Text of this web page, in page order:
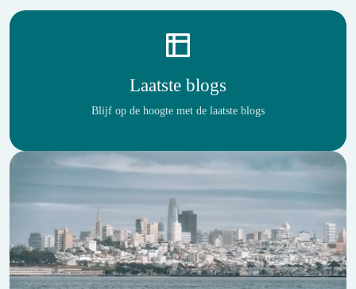
Laatste blogs
Blijf op de hoogte met de laatste blogs